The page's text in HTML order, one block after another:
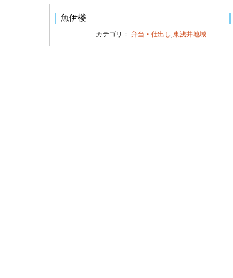
魚伊楼
カテゴリ：弁当・仕出し ,東浅井地域